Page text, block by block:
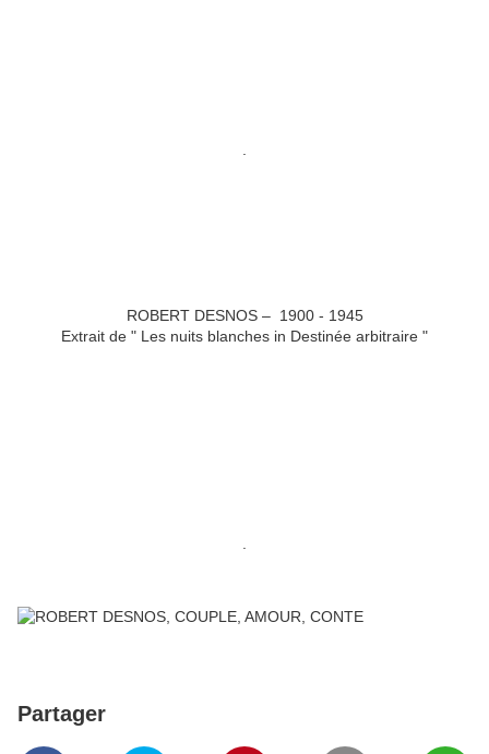
ROBERT DESNOS – 1900 - 1945
Extrait de " Les nuits blanches in Destinée arbitraire "
Partager